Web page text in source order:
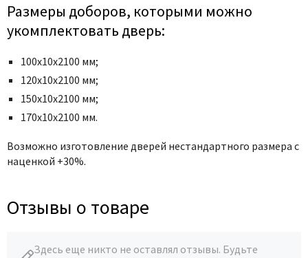
Protector
Regidoors
STR
Torex
Tupai
Uberture
Venezia Unique
Viporte
Размеры доборов, которыми можно
укомплектовать дверь:
100х10х2100 мм;
120х10х2100 мм;
150х10х2100 мм;
170х10х2100 мм.
Возможно изготовление дверей нестандартного размера с
наценкой +30%.
Отзывы о товаре
Здесь еще никто не оставлял отзывы. Будьте